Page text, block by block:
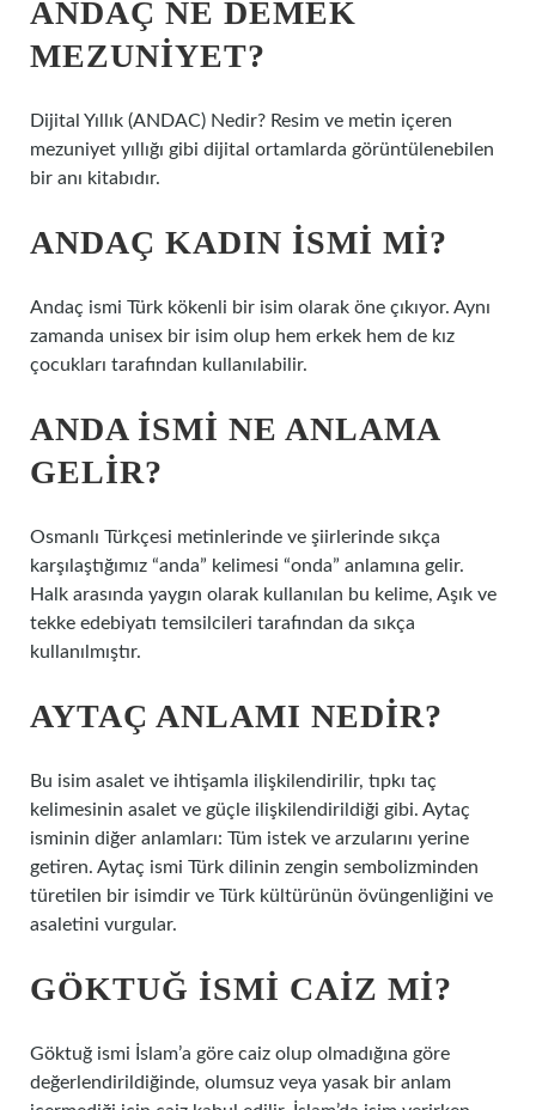
ANDAÇ NE DEMEK
MEZUNIYET?
Dijital Yıllık (ANDAC) Nedir? Resim ve metin içeren
mezuniyet yıllığı gibi dijital ortamlarda görüntülenebilen
bir anı kitabıdır.
ANDAÇ KADIN ISMI MI?
Andaç ismi Türk kökenli bir isim olarak öne çıkıyor. Aynı
zamanda unisex bir isim olup hem erkek hem de kız
çocukları tarafından kullanılabilir.
ANDA ISMI NE ANLAMA
GELIR?
Osmanlı Türkçesi metinlerinde ve şiirlerinde sıkça
karşılaştığımız “anda” kelimesi “onda” anlamına gelir.
Halk arasında yaygın olarak kullanılan bu kelime, Aşık ve
tekke edebiyatı temsilcileri tarafından da sıkça
kullanılmıştır.
AYTAÇ ANLAMI NEDIR?
Bu isim asalet ve ihtişamla ilişkilendirilir, tıpkı taç
kelimesinin asalet ve güçle ilişkilendirildiği gibi. Aytaç
isminin diğer anlamları: Tüm istek ve arzularını yerine
getiren. Aytaç ismi Türk dilinin zengin sembolizminden
türetilen bir isimdir ve Türk kültürünün övüngenliğini ve
asaletini vurgular.
GÖKTUĞ ISMI CAIZ MI?
Göktuğ ismi İslam’a göre caiz olup olmadığına göre
değerlendirildiğinde, olumsuz veya yasak bir anlam